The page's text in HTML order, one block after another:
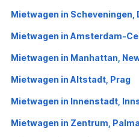
Mietwagen in Scheveningen,
Mietwagen in Amsterdam-
Mietwagen in Manhattan,
Mietwagen in Altstadt, Prag
Mietwagen in Innenstadt,
Mietwagen in Zentrum,